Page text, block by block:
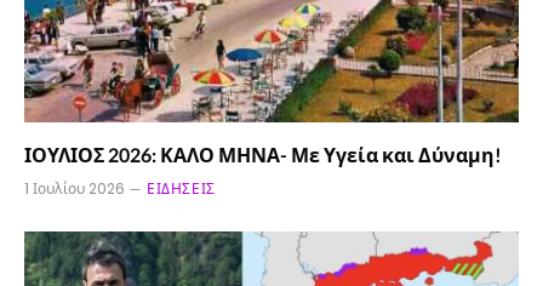
ΙΟΥΛΙΟΣ 2026: ΚΑΛΟ ΜΗΝΑ- Με Υγεία και Δύναμη!
1 Ιουλίου 2026 ΕΙΔΉΣΕΙΣ